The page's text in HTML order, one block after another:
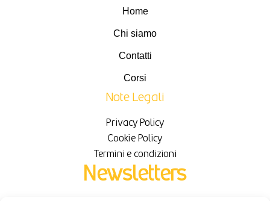
Home
Chi siamo
Contatti
Corsi
Note Legali
Privacy Policy
Cookie Policy
Termini e condizioni
Newsletters